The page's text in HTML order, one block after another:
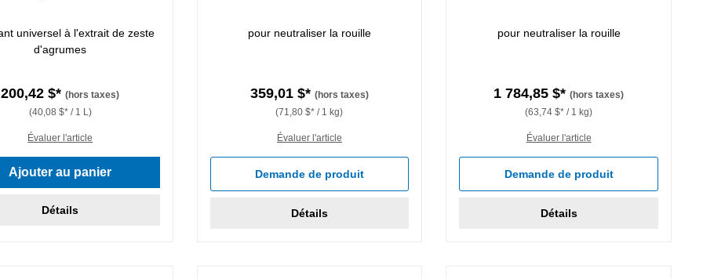
universel à l'extrait de zeste
d'agrumes
200,42 $*(hors taxes)
(40,08 $* / 1 L)
Évaluer l'article
Ajouter au panier
Détails
pour neutraliser la rouille
359,01 $* (hors taxes)
(71,80 $* / 1 kg)
Évaluer l'article
Demande de produit
Détails
pour neutraliser la rouille
1 784,85 $*(hors taxes)
(63,74 $* / 1 kg)
Évaluer l'article
Demande de produit
Détails